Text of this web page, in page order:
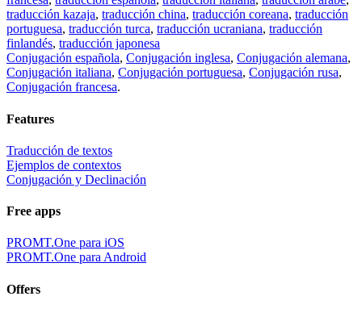
traducción kazaja, traducción china, traducción coreana, traducción
portuguesa, traducción turca, traducción ucraniana, traducción
finlandés, traducción japonesa
Conjugación española, Conjugación inglesa, Conjugación alemana,
Conjugación italiana, Conjugación portuguesa, Conjugación rusa,
Conjugación francesa.
Features
Traducción de textos
Ejemplos de contextos
Conjugación y Declinación
Free apps
PROMT.One para iOS
PROMT.One para Android
Offers